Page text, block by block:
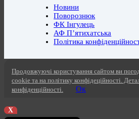
Новини
Поворознюк
ФК Інгулець
АФ П’ятихатська
Політика
Продовжуючі користування сайтом ви
cookie та на політику конфідеційності.
конфіденційності.
Ок
X